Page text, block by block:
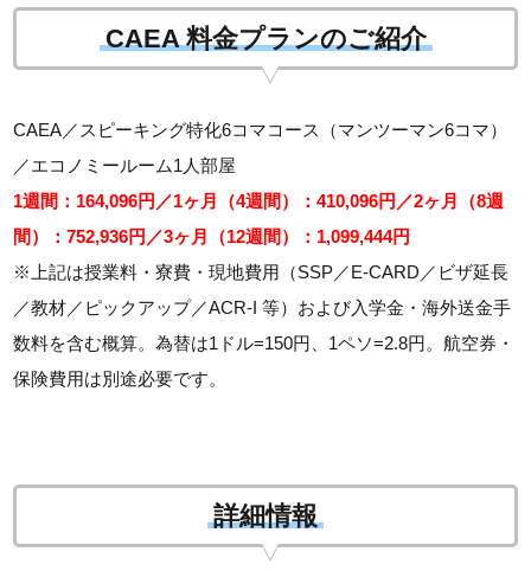
CAEA 料金プランのご紹介
CAEA／スピーキング特化6コマコース（マンツーマン6コマ）
／エコノミールーム1人部屋
1週間：164,096円／1ヶ月（4週間）：410,096円／2ヶ月（8週
間）：752,936円／3ヶ月（12週間）：1,099,444円
※上記は授業料・寮費・現地費用（SSP／E-CARD／ビザ延長
／教材／ピックアップ／ACR-I 等）および入学金・海外送金手
数料を含む概算。為替は1ドル=150円、1ペソ=2.8円。航空券・
保険費用は別途必要です。
詳細情報